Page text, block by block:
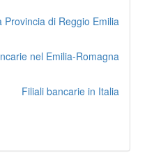
Provincia di Reggio Emilia
nel Emilia-Romagna
Filiali bancarie in Italia